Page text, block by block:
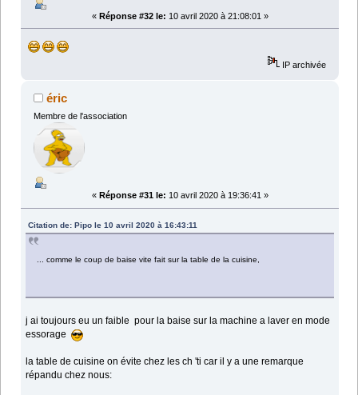
« Réponse #32 le: 10 avril 2020 à 21:08:01 »
IP archivée
éric
Membre de l'association
« Réponse #31 le: 10 avril 2020 à 19:36:41 »
Citation de: Pipo le 10 avril 2020 à 16:43:11
... comme le coup de baise vite fait sur la table de la cuisine,
j ai toujours eu un faible pour la baise sur la machine a laver en mode
essorage
la table de cuisine on évite chez les ch 'ti car il y a une remarque
répandu chez nous: